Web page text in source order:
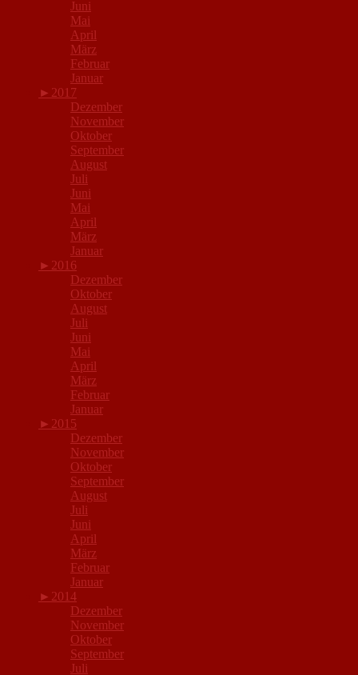
Juni
Mai
April
März
Februar
Januar
► 2017
Dezember
November
Oktober
September
August
Juli
Juni
Mai
April
März
Januar
► 2016
Dezember
Oktober
August
Juli
Juni
Mai
April
März
Februar
Januar
► 2015
Dezember
November
Oktober
September
August
Juli
Juni
April
März
Februar
Januar
► 2014
Dezember
November
Oktober
September
Juli